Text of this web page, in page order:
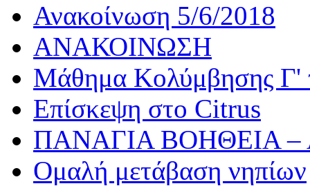
Ανακοίνωση 5/6/2018
ΑΝΑΚΟΙΝΩΣΗ
Μάθημα Κολύμβησης Γ'
Επίσκεψη στο Citrus
ΠΑΝΑΓΙΑ ΒΟΗΘΕΙΑ
Ομαλή μετάβαση νηπίων